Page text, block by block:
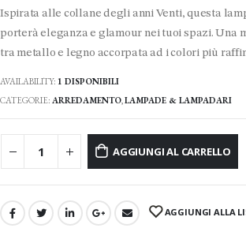
originale
era:
475.00 €.
Ispirata alle collane degli anni Venti, questa
porterà eleganza e glamour nei tuoi spazi. Una
tra metallo e legno accorpata ad i colori più
AVAILABILITY: 1 DISPONIBILI
CATEGORIE: ARREDAMENTO LAMPADE & LAMPADARI
AGGIUNGI AL CARRELLO
AGGIUNGI ALLA